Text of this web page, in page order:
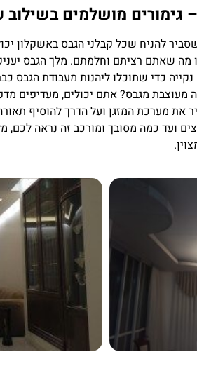
גימורים מושלמים בשילוב
להניח שכל קבלני הגבס באשקלון
מה שאתם רציתם וחלמתם. מלך הגבס
כדי שתוכלו ליהנות מעבודת הגבס
מעוצבת מגבס? אתם יכולים, מעדיפים
את מערכת המזגן ועל הדרך להוסיף
ועד כמה מסובך ומורכב זה נראה לכם,